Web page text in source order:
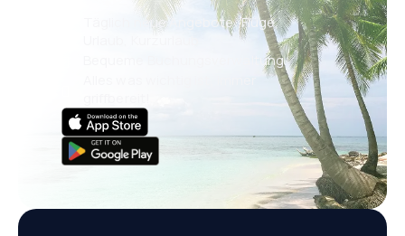
Täglich neue Angebote: Flüge,
Bequeme Buchungsverwaltung